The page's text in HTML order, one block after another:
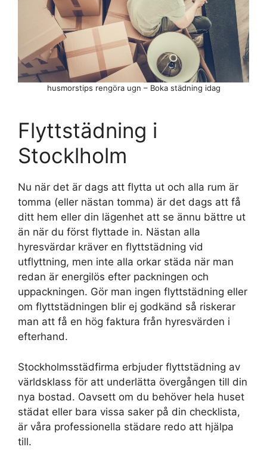
Flyttstädning i
Stocklholm
Nu när det är dags att flytta ut och alla rum är
tomma (eller nästan tomma) är det dags att få
ditt hem eller din lägenhet att se ännu bättre ut
än när du först flyttade in. Nästan alla
hyresvärdar kräver en flyttstädning vid
utflyttning, men inte alla orkar städa när man
redan är energilös efter packningen och
uppackningen. Gör man ingen flyttstädning eller
om flyttstädningen blir ej godkänd så riskerar
man att få en hög faktura från hyresvärden i
efterhand.
Stockholmsstädfirma erbjuder flyttstädning av
världsklass för att underlätta övergången till din
nya bostad. Oavsett om du behöver hela huset
städat eller bara vissa saker på din checklista,
är våra professionella städare redo att hjälpa
till.
husmorstips rengöra ugn – Boka städning idag